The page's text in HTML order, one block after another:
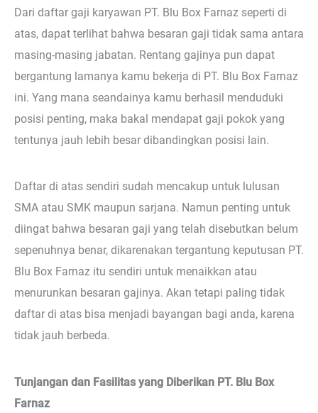
Dari daftar gaji karyawan PT. Blu Box Farnaz seperti di
atas, dapat terlihat bahwa besaran gaji tidak sama antara
masing-masing jabatan. Rentang gajinya pun dapat
bergantung lamanya kamu bekerja di PT. Blu Box Farnaz
ini. Yang mana seandainya kamu berhasil menduduki
posisi penting, maka bakal mendapat gaji pokok yang
tentunya jauh lebih besar dibandingkan posisi lain.
Daftar di atas sendiri sudah mencakup untuk lulusan
SMA atau SMK maupun sarjana. Namun penting untuk
diingat bahwa besaran gaji yang telah disebutkan belum
sepenuhnya benar, dikarenakan tergantung keputusan PT.
Blu Box Farnaz itu sendiri untuk menaikkan atau
menurunkan besaran gajinya. Akan tetapi paling tidak
daftar di atas bisa menjadi bayangan bagi anda, karena
tidak jauh berbeda.
Tunjangan dan Fasilitas yang Diberikan PT. Blu Box
Farnaz